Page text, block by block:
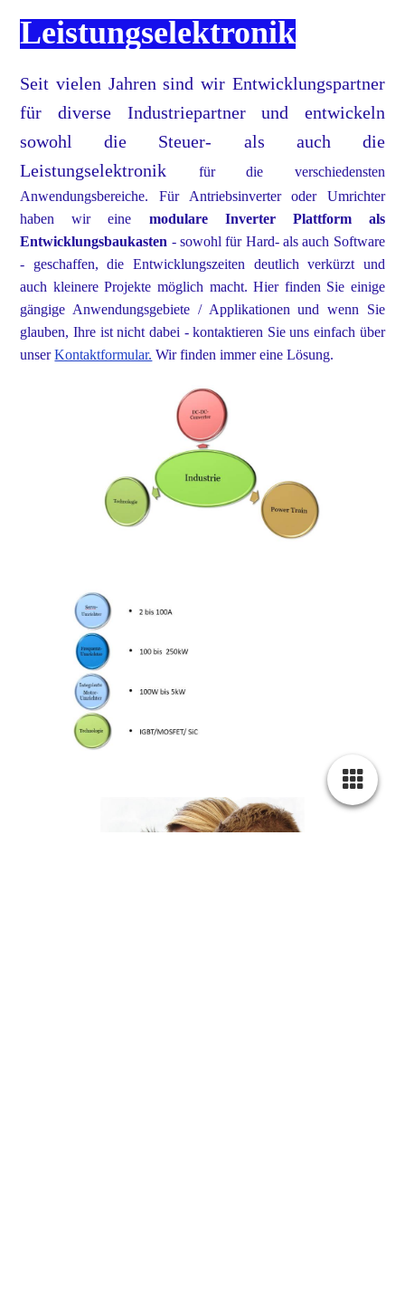
Leistungselektronik
Seit vielen Jahren sind wir Entwicklungspartner
für diverse Industriepartner und entwickeln
sowohl die Steuer- als auch die
Leistungselektronik
für die verschiedensten
Anwendungsbereiche. Für Antriebsinverter oder Umrichter
haben wir eine modulare Inverter Plattform als
Entwicklungsbaukasten - sowohl für Hard- als auch Software
- geschaffen,die Entwicklungszeiten deutlich verkürzt und
auch kleinere Projekte möglich macht.Hier finden Sie einige
gängige Anwendungsgebiete / Applikationen und wenn Sie
glauben, Ihre ist nicht dabei -kontaktieren Sie uns einfach über
unserKontaktformular. Wir finden immer eine Lösung.